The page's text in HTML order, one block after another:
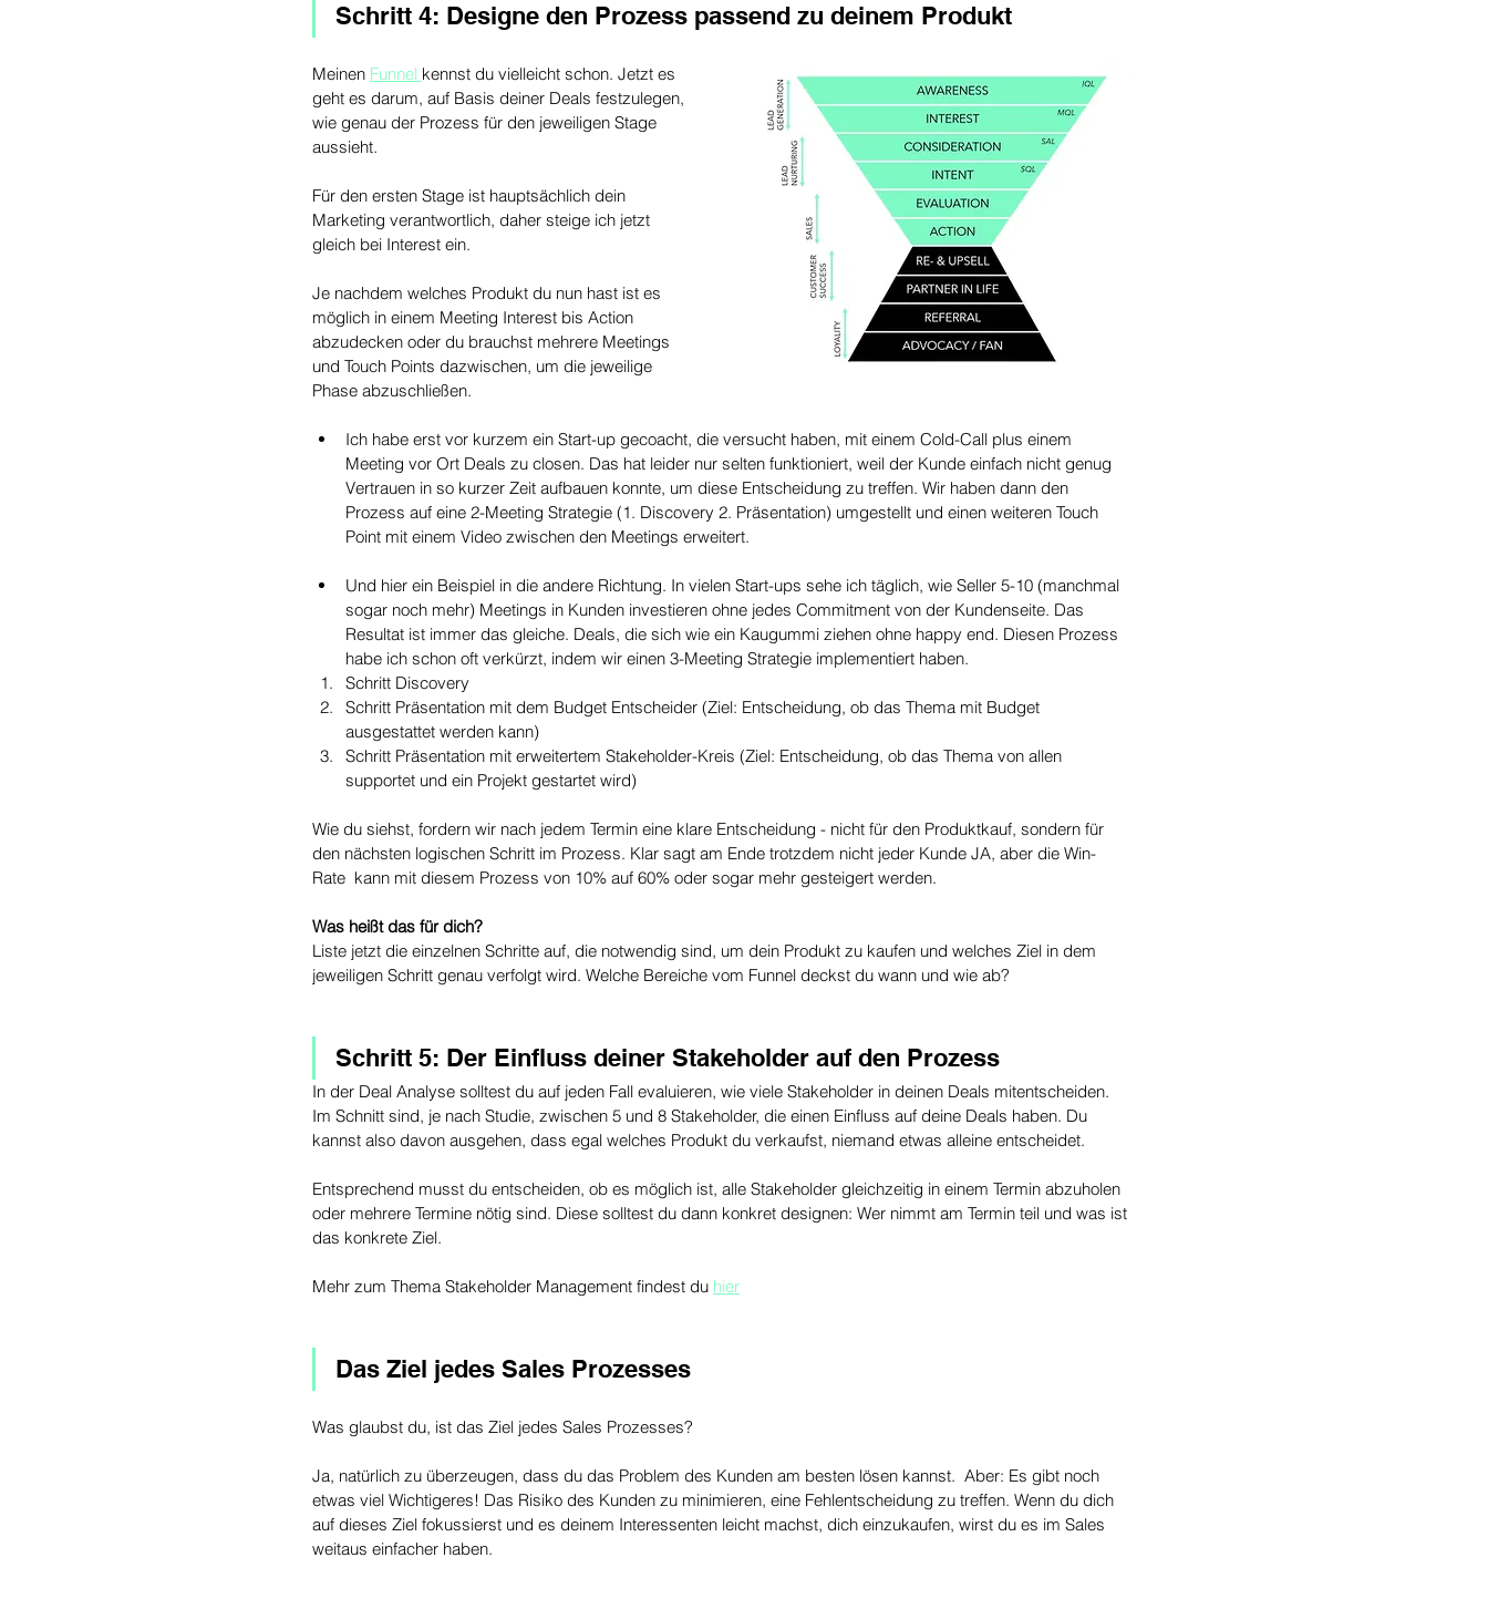
Schritt 4: Designe den Prozess passend zu deinem Produkt
Meinen Funnel kennst du vielleicht schon. Jetzt es
geht es darum, auf Basis deiner Deals festzulegen,
wie genau der Prozess für den jeweiligen Stage
aussieht.
Für den ersten Stage ist hauptsächlich dein
Marketing verantwortlich, daher steige ich jetzt
gleich bei Interest ein.
Je nachdem welches Produkt du nun hast ist es
möglich in einem Meeting Interest bis Action
abzudecken oder du brauchst mehrere Meetings
und Touch Points dazwischen, um die jeweilige
Phase abzuschließen.
Ich habe erst vor kurzem ein Start-up gecoacht, die versucht haben, mit einem Cold-Call plus einem
Meeting vor Ort Deals zu closen. Das hat leider nur selten funktioniert, weil der Kunde einfach nicht genug
Vertrauen in so kurzer Zeit aufbauen konnte, um diese Entscheidung zu treffen. Wir haben dann den
Prozess auf eine 2-Meeting Strategie (1. Discovery 2. Präsentation) umgestellt und einen weiteren Touch
Point mit einem Video zwischen den Meetings erweitert.
Und hier ein Beispiel in die andere Richtung. In vielen Start-ups sehe ich täglich, wie Seller 5-10 (manchmal
sogar noch mehr) Meetings in Kunden investieren ohne jedes Commitment von der Kundenseite. Das
Resultat ist immer das gleiche. Deals, die sich wie ein Kaugummi ziehen ohne happy end. Diesen Prozess
habe ich schon oft verkürzt, indem wir einen 3-Meeting Strategie implementiert haben.
Schritt Discovery
Schritt Präsentation mit dem Budget Entscheider (Ziel: Entscheidung, ob das Thema mit Budget
ausgestattet werden kann)
Schritt Präsentation mit erweitertem Stakeholder-Kreis (Ziel: Entscheidung, ob das Thema von allen
supportet und ein Projekt gestartet wird)
Wie du siehst, fordern wir nach jedem Termin eine klare Entscheidung - nicht für den Produktkauf, sondern für
den nächsten logischen Schritt im Prozess. Klar sagt am Ende trotzdem nicht jeder Kunde JA, aber die Win-
Rate  kann mit diesem Prozess von 10% auf 60% oder sogar mehr gesteigert werden.
Was heißt das für dich?
Liste jetzt die einzelnen Schritte auf, die notwendig sind, um dein Produkt zu kaufen und welches Ziel in dem
jeweiligen Schritt genau verfolgt wird. Welche Bereiche vom Funnel deckst du wann und wie ab?
Schritt 5: Der Einfluss deiner Stakeholder auf den Prozess
In der Deal Analyse solltest du auf jeden Fall evaluieren, wie viele Stakeholder in deinen Deals mitentscheiden.
Im Schnitt sind, je nach Studie, zwischen 5 und 8 Stakeholder, die einen Einfluss auf deine Deals haben. Du
kannst also davon ausgehen, dass egal welches Produkt du verkaufst, niemand etwas alleine entscheidet.
Entsprechend musst du entscheiden, ob es möglich ist, alle Stakeholder gleichzeitig in einem Termin abzuholen
oder mehrere Termine nötig sind. Diese solltest du dann konkret designen: Wer nimmt am Termin teil und was ist
das konkrete Ziel.
Mehr zum Thema Stakeholder Management findest du hier
Das Ziel jedes Sales Prozesses
Was glaubst du, ist das Ziel jedes Sales Prozesses?
Ja, natürlich zu überzeugen, dass du das Problem des Kunden am besten lösen kannst.  Aber: Es gibt noch
etwas viel Wichtigeres! Das Risiko des Kunden zu minimieren, eine Fehlentscheidung zu treffen. Wenn du dich
auf dieses Ziel fokussierst und es deinem Interessenten leicht machst, dich einzukaufen, wirst du es im Sales
weitaus einfacher haben.